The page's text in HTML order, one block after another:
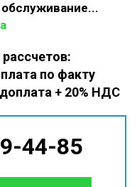
по факту
+ 20% НДС
44-85